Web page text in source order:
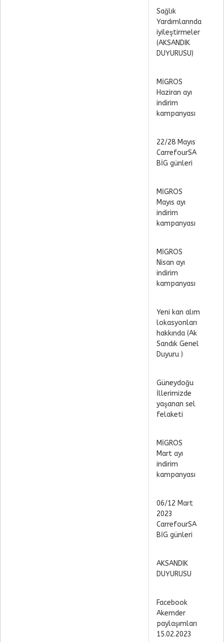
Sağlık
Yardımlarında
iyileştirmeler
(AKSANDIK
DUYURUSU)
MİGROS
Haziran ayı
indirim
kampanyası
22/28 Mayıs
CarrefourSA
BİG günleri
MİGROS
Mayıs ayı
indirim
kampanyası
MİGROS
Nisan ayı
indirim
kampanyası
Yeni kan alım
lokasyonları
hakkında (Ak
Sandık Genel
Duyuru )
Güneydoğu
İllerimizde
yaşanan sel
felaketi
MİGROS
Mart ayı
indirim
kampanyası
06/12 Mart
2023
CarrefourSA
BİG günleri
AKSANDIK
DUYURUSU
Facebook
Akemder
paylaşımları
15.02.2023